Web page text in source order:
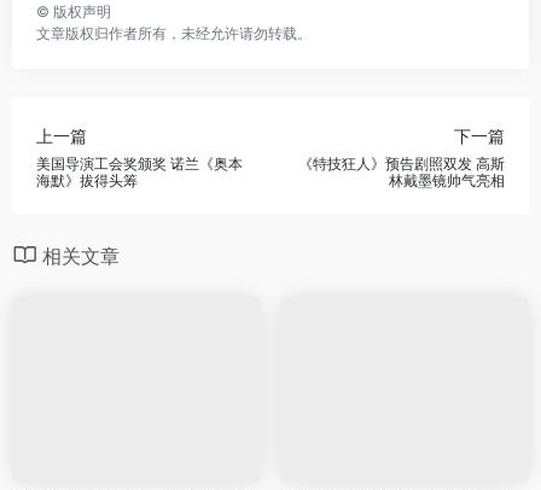
© 版权声明
文章版权归作者所有，未经允许请勿转载。
上一篇
美国导演工会奖颁奖 诺兰《奥本
海默》拔得头筹
下一篇
《特技狂人》预告剧照双发 高斯
林戴墨镜帅气亮相
相关文章